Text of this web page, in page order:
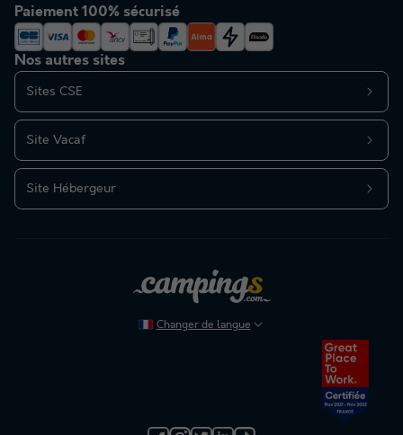
Nos autres sites
Sites CSE
Site Vacaf
Site Hébergeur
Paiement 100% sécurisé
Changer de langue